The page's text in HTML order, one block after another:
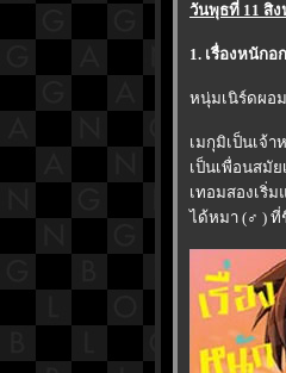
วันพุธที่ 11 สิง
1. เรื่องหนักอ
หนุ่มเนิร์ดผอ
เมกุมิเป็นเจ้
เป็นเพื่อนสมั
เทอมสองเริ่
ได้หมา (♂ )